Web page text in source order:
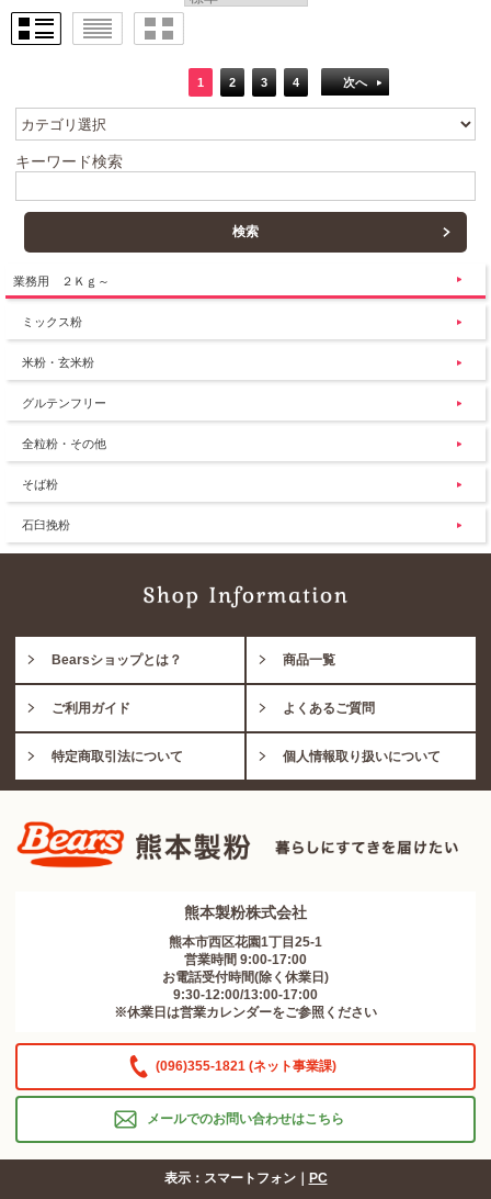
1 2 3 4 次へ
キーワード検索
業務用 ２Ｋｇ～
ミックス粉
米粉・玄米粉
グルテンフリー
全粒粉・その他
そば粉
石臼挽粉
Bearsショップとは？ 商品一覧
ご利用ガイド よくあるご質問
特定商取引法について 個人情報取り扱いについて
熊本製粉株式会社
熊本市西区花園1丁目25-1
営業時間 9:00-17:00
お電話受付時間(除く休業日)
9:30-12:00/13:00-17:00
※休業日は営業カレンダーをご参照ください
(096)355-1821 (ネット事業課)
メールでのお問い合わせはこちら
表示：スマートフォン｜ PC